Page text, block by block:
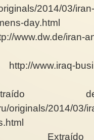
2014/03/
day.html
www.dw.de/iran-
www.iraq-
de:
originals/2014/03/